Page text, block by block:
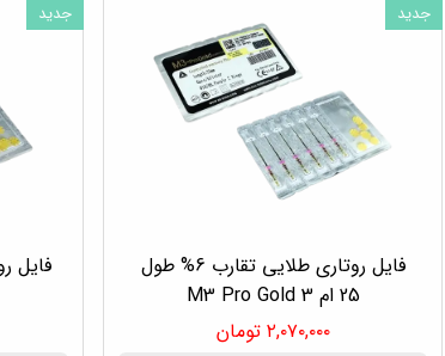
فایل روتاری طلایی تقارب 6% طول
25 ام 3 M3 Pro Gold
۲,۰۷۰,۰۰۰ تومان
جدید جدید